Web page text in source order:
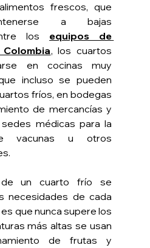
frescos, que
a bajas
los equipos de
, los cuartos
en cocinas muy
incluso se pueden
fríos, en bodegas
de mercancías y
médicas para la
vacunas u otros
de un cuarto frío se
necesidades de cada
que nunca supere los
más altas se usan
de frutas y